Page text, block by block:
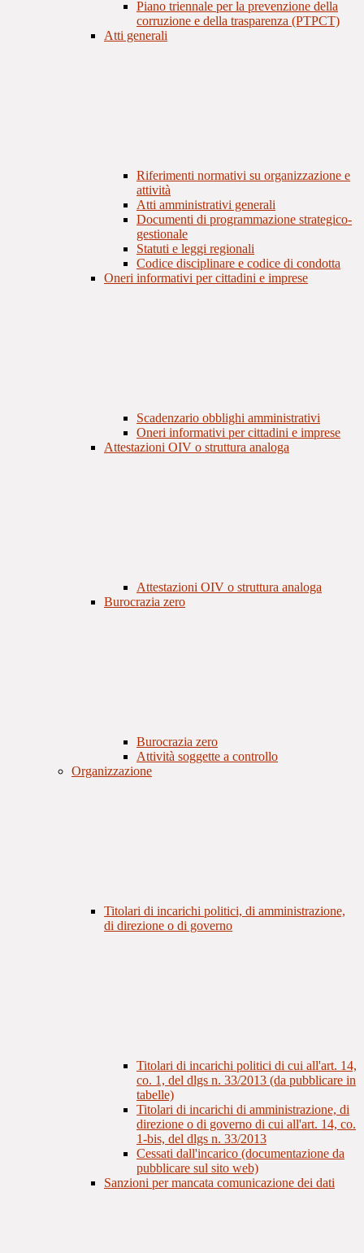
Piano triennale per la prevenzione della
corruzione e della trasparenza (PTPCT)
Atti generali
Riferimenti normativi su organizzazione e
attività
Atti amministrativi generali
Documenti di programmazione strategico-
gestionale
Statuti e leggi regionali
Codice disciplinare e codice di condotta
Oneri informativi per cittadini e imprese
Scadenzario obblighi amministrativi
Oneri informativi per cittadini e imprese
Attestazioni OIV o struttura analoga
Attestazioni OIV o struttura analoga
Burocrazia zero
Burocrazia zero
Attività soggette a controllo
Organizzazione
Titolari di incarichi politici, di amministrazione,
di direzione o di governo
Titolari di incarichi politici di cui all'art. 14,
co. 1, del dlgs n. 33/2013 (da pubblicare in
tabelle)
Titolari di incarichi di amministrazione, di
direzione o di governo di cui all'art. 14, co.
1-bis, del dlgs n. 33/2013
Cessati dall'incarico (documentazione da
pubblicare sul sito web)
Sanzioni per mancata comunicazione dei dati